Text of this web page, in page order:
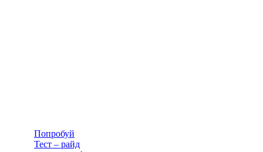
Попробуй
Тест – райд